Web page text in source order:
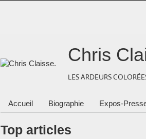
Chris
LES ARDEURS
Accueil Biographie Expos-
Top articles